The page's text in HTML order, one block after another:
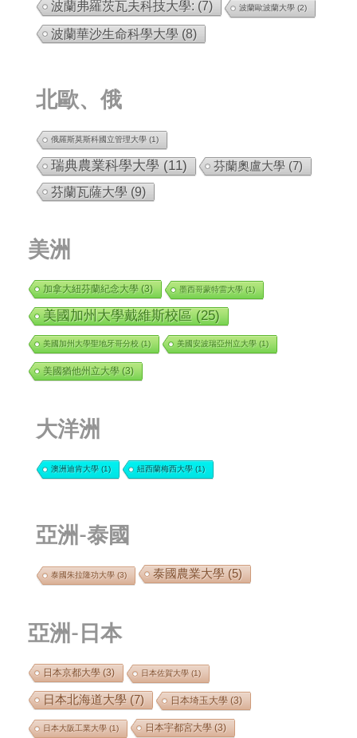
波蘭弗羅茨瓦夫科技大學: (7) 波蘭歐波蘭大學 (2)
波蘭華沙生命科學大學 (8)
北歐、俄
俄羅斯莫斯科國立管理大學 (1)
瑞典農業科學大學 (11) 芬蘭奧盧大學 (7)
芬蘭瓦薩大學 (9)
美洲
加拿大紐芬蘭紀念大學(3) 墨西哥蒙特雷大學 (1)
美國加州大學戴維斯校區(25)
美國加州大學聖地牙哥分校 (1) 美國安波瑞亞州立大學 (1)
美國猶他州立大學(3)
大洋洲
澳洲迪肯大學(1) 紐西蘭梅西大學(1)
亞洲-泰國
泰國朱拉隆功大學 (3) 泰國農業大學 (5)
亞洲-日本
日本京都大學 (3) 日本佐賀大學 (1)
日本北海道大學 (7) 日本埼玉大學 (3)
日本大阪工業大學 (1) 日本宇都宮大學 (3)